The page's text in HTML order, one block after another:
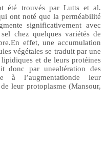
été trouvés par Lutts et al.
ont noté que la perméabilité
significativement avec
chez quelques variétés de
effet, une accumulation
végétales se traduit par une
et de leurs protéines
donc par unealtération des
à l’augmentationde leur
leur protoplasme (Mansour,